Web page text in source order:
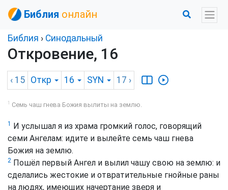
Библия онлайн
Библия › Синодальный
Откровение, 16
‹ 15 Откр 16 SYN 17 ›
1 Семь чаш гнева Божия вылиты на землю.
1 И услышал я из храма громкий голос, говорящий
семи Ангелам: идите и вылейте семь чаш гнева
Божия на землю.
2 Пошёл первый Ангел и вылил чашу свою на землю: и
сделались жестокие и отвратительные гнойные раны
на людях, имеющих начертание зверя и